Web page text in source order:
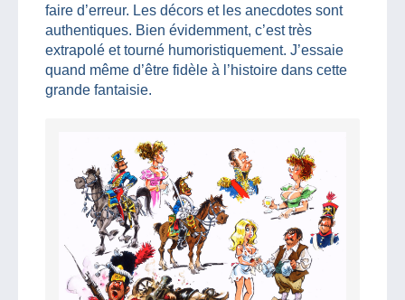
faire d’erreur. Les décors et les anecdotes sont
authentiques. Bien évidemment, c’est très
extrapolé et tourné humoristiquement. J’essaie
quand même d’être fidèle à l’histoire dans cette
grande fantaisie.